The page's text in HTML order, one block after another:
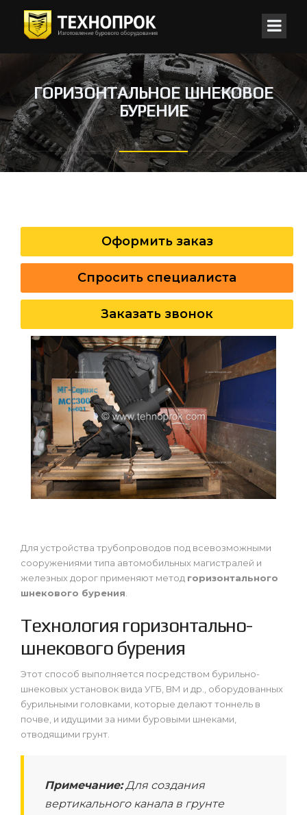
ГОРИЗОНТАЛЬНОЕ ШНЕКОВОЕ
БУРЕНИЕ
Оформить заказ
Спросить специалиста
Заказать звонок
Для устройства трубопроводов под всевозможными
сооружениями типа автомобильных магистралей и
железных дорог применяют метод горизонтального
шнекового бурения.
Технология горизонтально-
шнекового бурения
Этот способ выполняется посредством бурильно-
шнековых установок вида УГБ, ВМ и др., оборудованных
бурильными головками, которые делают тоннель в
почве, и идущими за ними буровыми шнеками,
отводящими грунт.
Примечание:Для создания
вертикального канала в грунте